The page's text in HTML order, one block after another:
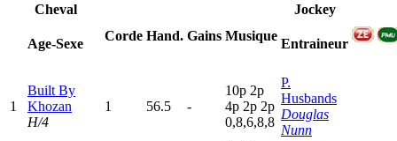
Cheval
Age-Sexe
Corde Hand. Gains Musique
Jockey
Entraineur
1
Built By
Khozan
H/4
1 56.5 -
10p 2p
4p 2p 2p
0,8,6,8,8
P.
Husbands
Douglas
Nunn